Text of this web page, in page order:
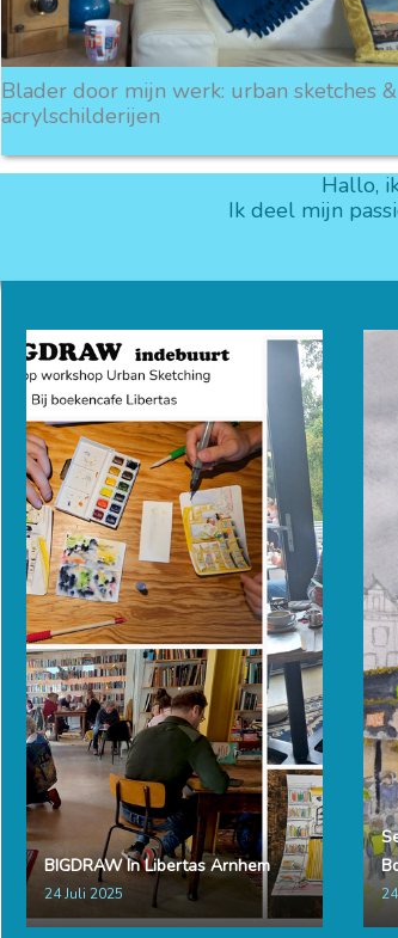
Blader door mijn werk: urban sketches &
acrylschilderijen
Hallo,
Ik deel mijn
BIGDRAW In Libertas Arnhem
24 Juli 2025